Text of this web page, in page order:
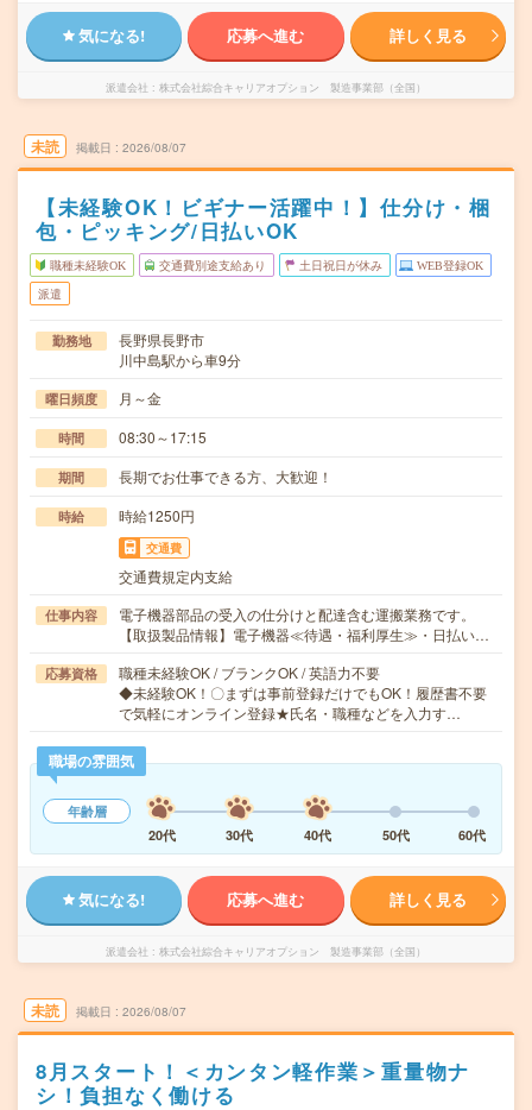
気になる! 応募へ進む 詳しく見る
派遣会社 株式会社綜合キャリアオプション 製造事業部（全国）
未読 掲載日 2026/08/07
【未経験OK！ビギナー活躍中！】仕分け・梱
包・ピッキング/日払いOK
職種未経験OK 交通費別途支給あり 土日祝日が休み WEB登録OK
派遣
勤務地
長野県長野市
川中島駅から車9分
曜日頻度 月～金
時間 08:30～17:15
期間 長期でお仕事できる方、大歓迎！
時給 時給1250円
交通費
交通費規定内支給
仕事内容
電子機器部品の受入の仕分けと配達含む運搬業務です。
【取扱製品情報】電子機器≪待遇・福利厚生≫・日払い…
応募資格
職種未経験OK / ブランクOK / 英語力不要
◆未経験OK！〇まずは事前登録だけでもOK！履歴書不要
で気軽にオンライン登録★氏名・職種などを入力す…
職場の雰囲気
年齢層
20代
30代 40代 50代 60代
気になる! 応募へ進む 詳しく見る
派遣会社 株式会社綜合キャリアオプション 製造事業部（全国）
未読 掲載日 2026/08/07
8月スタート！＜カンタン軽作業＞重量物ナ
シ！負担なく働ける